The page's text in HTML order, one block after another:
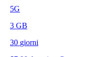
5G
3 GB
30 giorni